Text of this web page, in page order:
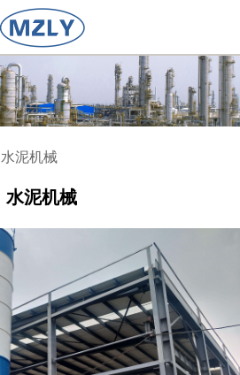
水泥机械
水泥机械